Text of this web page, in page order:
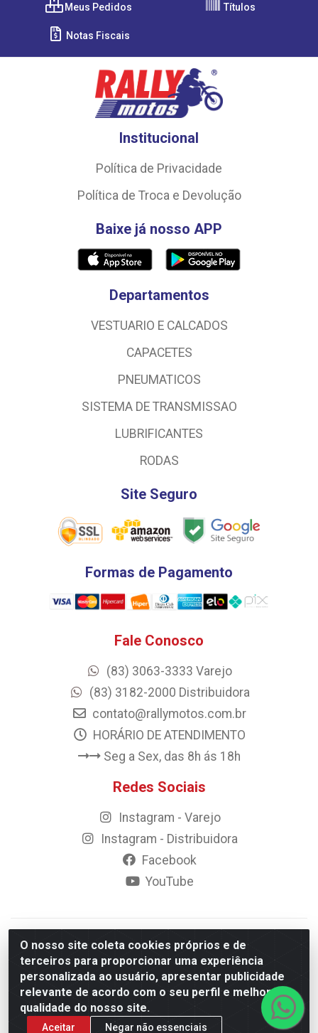
O nosso site coleta cookies próprios e de
terceiros para proporcionar uma experiência
personalizada ao usuário, apresentar publicidade
relevante de acordo com o seu perfil e melhorar a
qualidade do nosso site.
Aceitar Negar não essenciais
Meus Pedidos Títulos
Notas Fiscais
Institucional
Política de Privacidade
Política de Troca e Devolução
Baixe já nosso APP
Departamentos
VESTUARIO E CALCADOS
CAPACETES
PNEUMATICOS
SISTEMA DE TRANSMISSAO
LUBRIFICANTES
RODAS
Site Seguro
Formas de Pagamento
Fale Conosco
(83) 3063-3333 Varejo
(83) 3182-2000 Distribuidora
contato@rallymotos.com.br
HORÁRIO DE ATENDIMENTO
Seg a Sex, das 8h ás 18h
Redes Sociais
Instagram - Varejo
Instagram - Distribuidora
Facebook
YouTube
© 2023 Rally Motos - todos os direitos reservados.
Razão Social: Rally motos distribuidora, importadora e
transportadora de peças LTDA - CNPJ 09.262.859/0001-43 -
Rua Vigário Calixto 2900 - Catolé, Campina Grande/PB